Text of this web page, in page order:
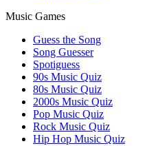
Music Games
Guess the Song
Song Guesser
Spotiguess
90s Music Quiz
80s Music Quiz
2000s Music Quiz
Pop Music Quiz
Rock Music Quiz
Hip Hop Music Quiz